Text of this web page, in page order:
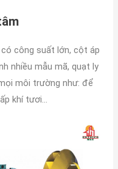
công suất lớn, cột áp
nhiều mẫu mã, quạt ly
môi trường như: để
khí tươi…